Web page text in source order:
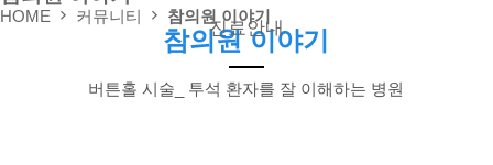
● 신장실
진료안내
HOME 커뮤니티 참의원 이야기
참의원 이야기
버튼홀 시술_ 투석 환자를 잘 이해하는 병원